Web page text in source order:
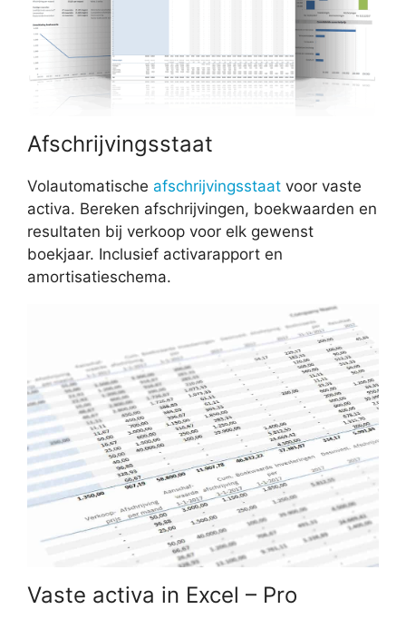
Afschrijvingsstaat
Volautomatische afschrijvingsstaat voor vaste
activa. Bereken afschrijvingen, boekwaarden en
resultaten bij verkoop voor elk gewenst
boekjaar. Inclusief activarapport en
amortisatieschema.
Vaste activa in Excel – Pro